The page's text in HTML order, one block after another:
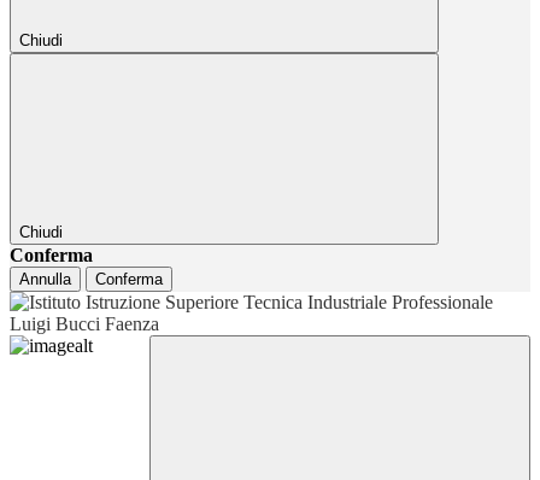
Chiudi
Chiudi
Conferma
Annulla Conferma